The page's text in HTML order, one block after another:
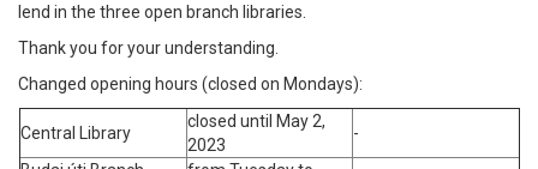
lend in the three open branch libraries.
Thank you for your understanding.
Changed opening hours (closed on Mondays):
Central Library
closed until May 2,
2023
-